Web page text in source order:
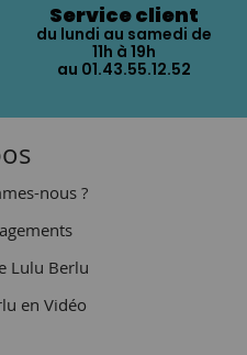
Service client
du lundi au samedi de
11h à 19h
au 01.43.55.12.52
nous ?
Lulu Berlu
en Vidéo